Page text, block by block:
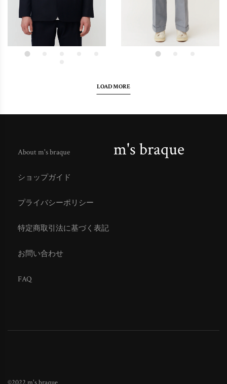
LOAD MORE
About m's braque
ショップガイド
プライバシーポリシー
特定商取引法に基づく表記
お問い合わせ
FAQ
m's braque